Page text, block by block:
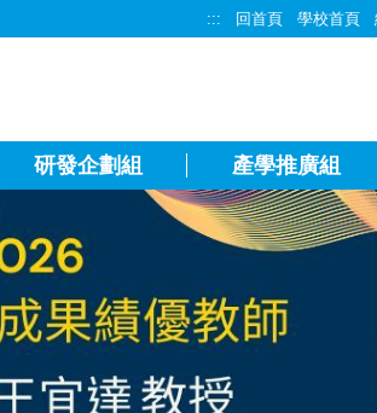
::: 回首頁 學校首頁
研發企劃組 產學推廣組